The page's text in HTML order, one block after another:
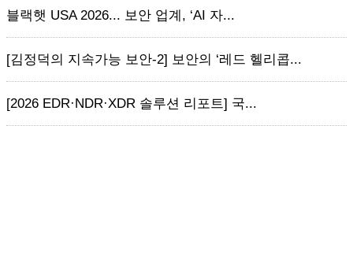
블랙햇 USA 2026... 보안 업계, ‘AI 자...
[김정덕의 지속가능 보안-2] 보안의 ‘레드 헬리콥...
[2026 EDR·NDR·XDR 솔루션 리포트] 국...